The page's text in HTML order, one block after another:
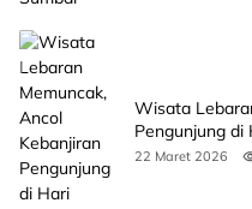
Wisata
Pengunjung di
22 Maret 2026